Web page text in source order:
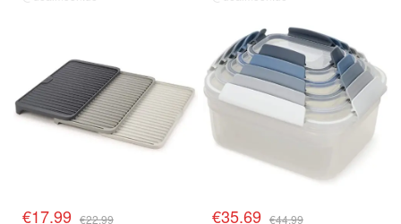
€17.99 €22.99 €35.69 €44.99